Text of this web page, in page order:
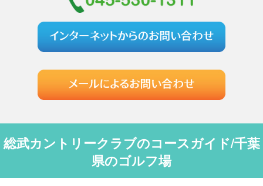
総武カントリークラブのコースガイド/千葉
県のゴルフ場